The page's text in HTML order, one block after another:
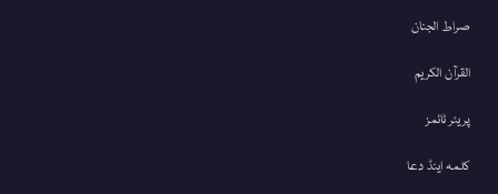
صراط الجنان
القرآن الکریم
پریئر ٹائمز
کلمہ اینڈ دعا